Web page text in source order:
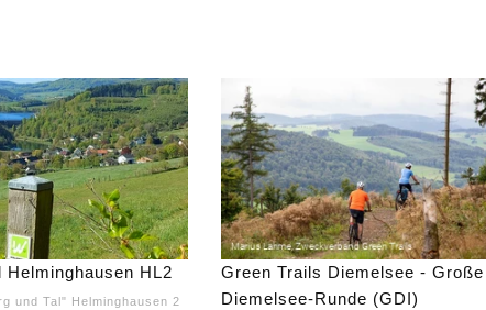
Helminghausen HL2
und Tal" Helminghausen 2
Green Trails Diemelsee - Große
Diemelsee-Runde (GDI)